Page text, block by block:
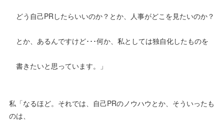
どう自己PRしたらいいのか？とか、人事がどこを見たいのか？
とか、あるんですけど･･･何か、私としては独自化したものを
書きたいと思っています。」
私「なるほど。それでは、自己PRのノウハウとか、そういったも
のは、